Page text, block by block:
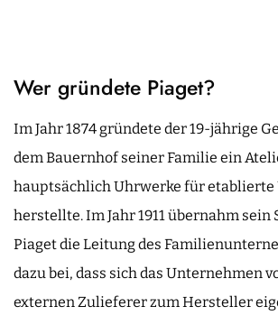
Wer gründete Piaget?
Im Jahr 1874 gründete der 19-jährige
dem Bauernhof seiner Familie ein
hauptsächlich Uhrwerke für etablierte
herstellte. Im Jahr 1911 übernahm sein
Piaget die Leitung des
dazu bei, dass sich das Unternehmen
externen Zulieferer zum Hersteller